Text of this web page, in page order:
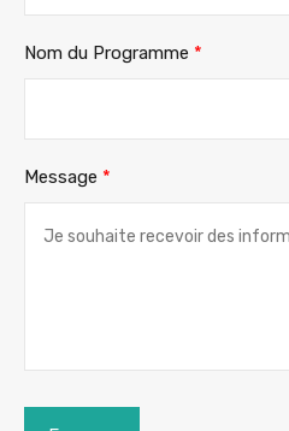
Nom du Programme *
Message *